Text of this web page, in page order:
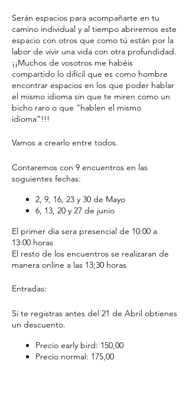
Serán espacios para acompañarte en tu
camino individual y al tiempo abriremos este
espacio con otros que como tú están por la
labor de vivir una vida con otra profundidad.
¡¡Muchos de vosotros me habéis
compartido lo difícil que es como hombre
encontrar espacios en los que poder hablar
el mismo idioma sin que te miren como un
bicho raro o que “hablen el mismo
idioma”!!!
Vamos a crearlo entre todos.
Contaremos con 9 encuentros en las
soguientes fechas:
2, 9, 16, 23 y 30 de Mayo
6, 13, 20 y 27 de junio
El primer día sera presencial de 10:00 a
13:00 horas
El resto de los encuentros se realizaran de
manera online a las 13;30 horas
Entradas:
Si te registras antes del 21 de Abril obtienes
un descuento.
Precio early bird: 150,00
Precio normal: 175,00